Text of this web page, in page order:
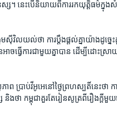
នេះ​បើ​និយាយ​ពី​ការ​រក​យុត្តិធម៌​ក្នុង​សំ
ល​យល់​ថា ការ​ប្តឹង​ផ្តល់​គ្នា​យ៉ាង​ដូច្នេះ
ច​ធ្វើ​ការ​ជាមួយ​គ្នា​បាន​ ដើម្បី​ដោះ
ប្រាប់​វីអូអេ​នៅ​ថ្ងៃ​ព្រហស្ប​តិ៍​នេះ​ថា ក
និង​ថា​ កម្ពុជា​គួរតែ​រៀន​សូត្រ​ពីរឿង​ក្តី​មួយ​